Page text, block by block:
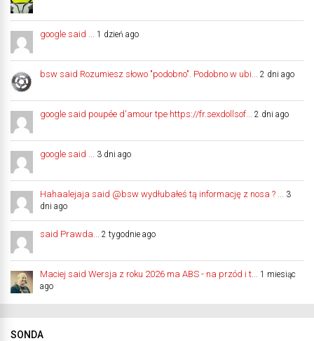
google said ... 1 dzień ago
bsw said Rozumiesz słowo "podobno". Podobno w ubi... 2 dni ago
google said poupée d'amour tpe https://fr.sexdollsof... 2 dni ago
google said ... 3 dni ago
Hahaalejaja said @bsw wydłubałeś tą informację z nosa ? ...
3
dni ago
said Prawda... 2 tygodnie ago
Maciej said Wersja z roku 2026 ma ABS - na przód i t...
1 miesiąc
ago
SONDA